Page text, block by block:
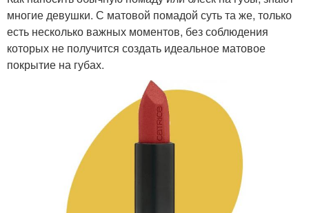
многие девушки. С матовой помадой суть та же, только
есть несколько важных моментов, без соблюдения
которых не получится создать идеальное матовое
покрытие на губах.